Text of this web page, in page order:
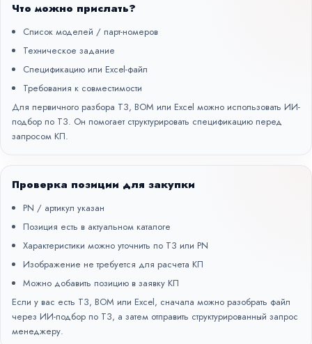
Что можно прислать?
Список моделей / парт-номеров
Техническое задание
Спецификацию или Excel-файл
Требования к совместимости
Для первичного разбора ТЗ, BOM или Excel можно использовать ИИ-
подбор по ТЗ. Он помогает структурировать спецификацию перед
запросом КП.
Проверка позиции для закупки
PN / артикул указан
Позиция есть в актуальном каталоге
Характеристики можно уточнить по ТЗ или PN
Изображение не требуется для расчета КП
Можно добавить позицию в заявку КП
Если у вас есть ТЗ, BOM или Excel, сначала можно разобрать файл
через ИИ-подбор по ТЗ, а затем отправить структурированный запрос
менеджеру.